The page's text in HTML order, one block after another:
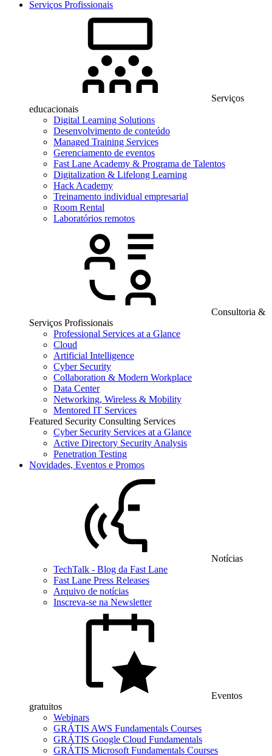
Serviços Profissionais
Serviços
educacionais
Digital Learning Solutions
Desenvolvimento de conteúdo
Managed Training Services
Gerenciamento de eventos
Fast Lane Academy & Programa de Talentos
Digitalization & Lifelong Learning
Hack Academy
Treinamento individual empresarial
Room Rental
Laboratórios remotos
Consultoria &
Serviços Profissionais
Professional Services at a Glance
Cloud
Artificial Intelligence
Cyber Security
Collaboration & Modern Workplace
Data Center
Networking, Wireless & Mobility
Mentored IT Services
Featured Security Consulting Services
Cyber Security Services at a Glance
Active Directory Security Analysis
Penetration Testing
Novidades, Eventos e Promos
Notícias
TechTalk - Blog da Fast Lane
Fast Lane Press Releases
Arquivo de notícias
Inscreva-se na Newsletter
Eventos
gratuitos
Webinars
GRÁTIS AWS Fundamentals Courses
GRÁTIS Google Cloud Fundamentals
GRÁTIS Microsoft Fundamentals Courses